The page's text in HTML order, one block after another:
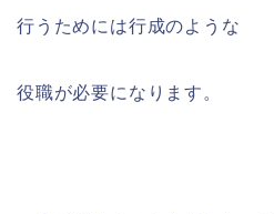
行うためには行成のような
役職が必要になります。